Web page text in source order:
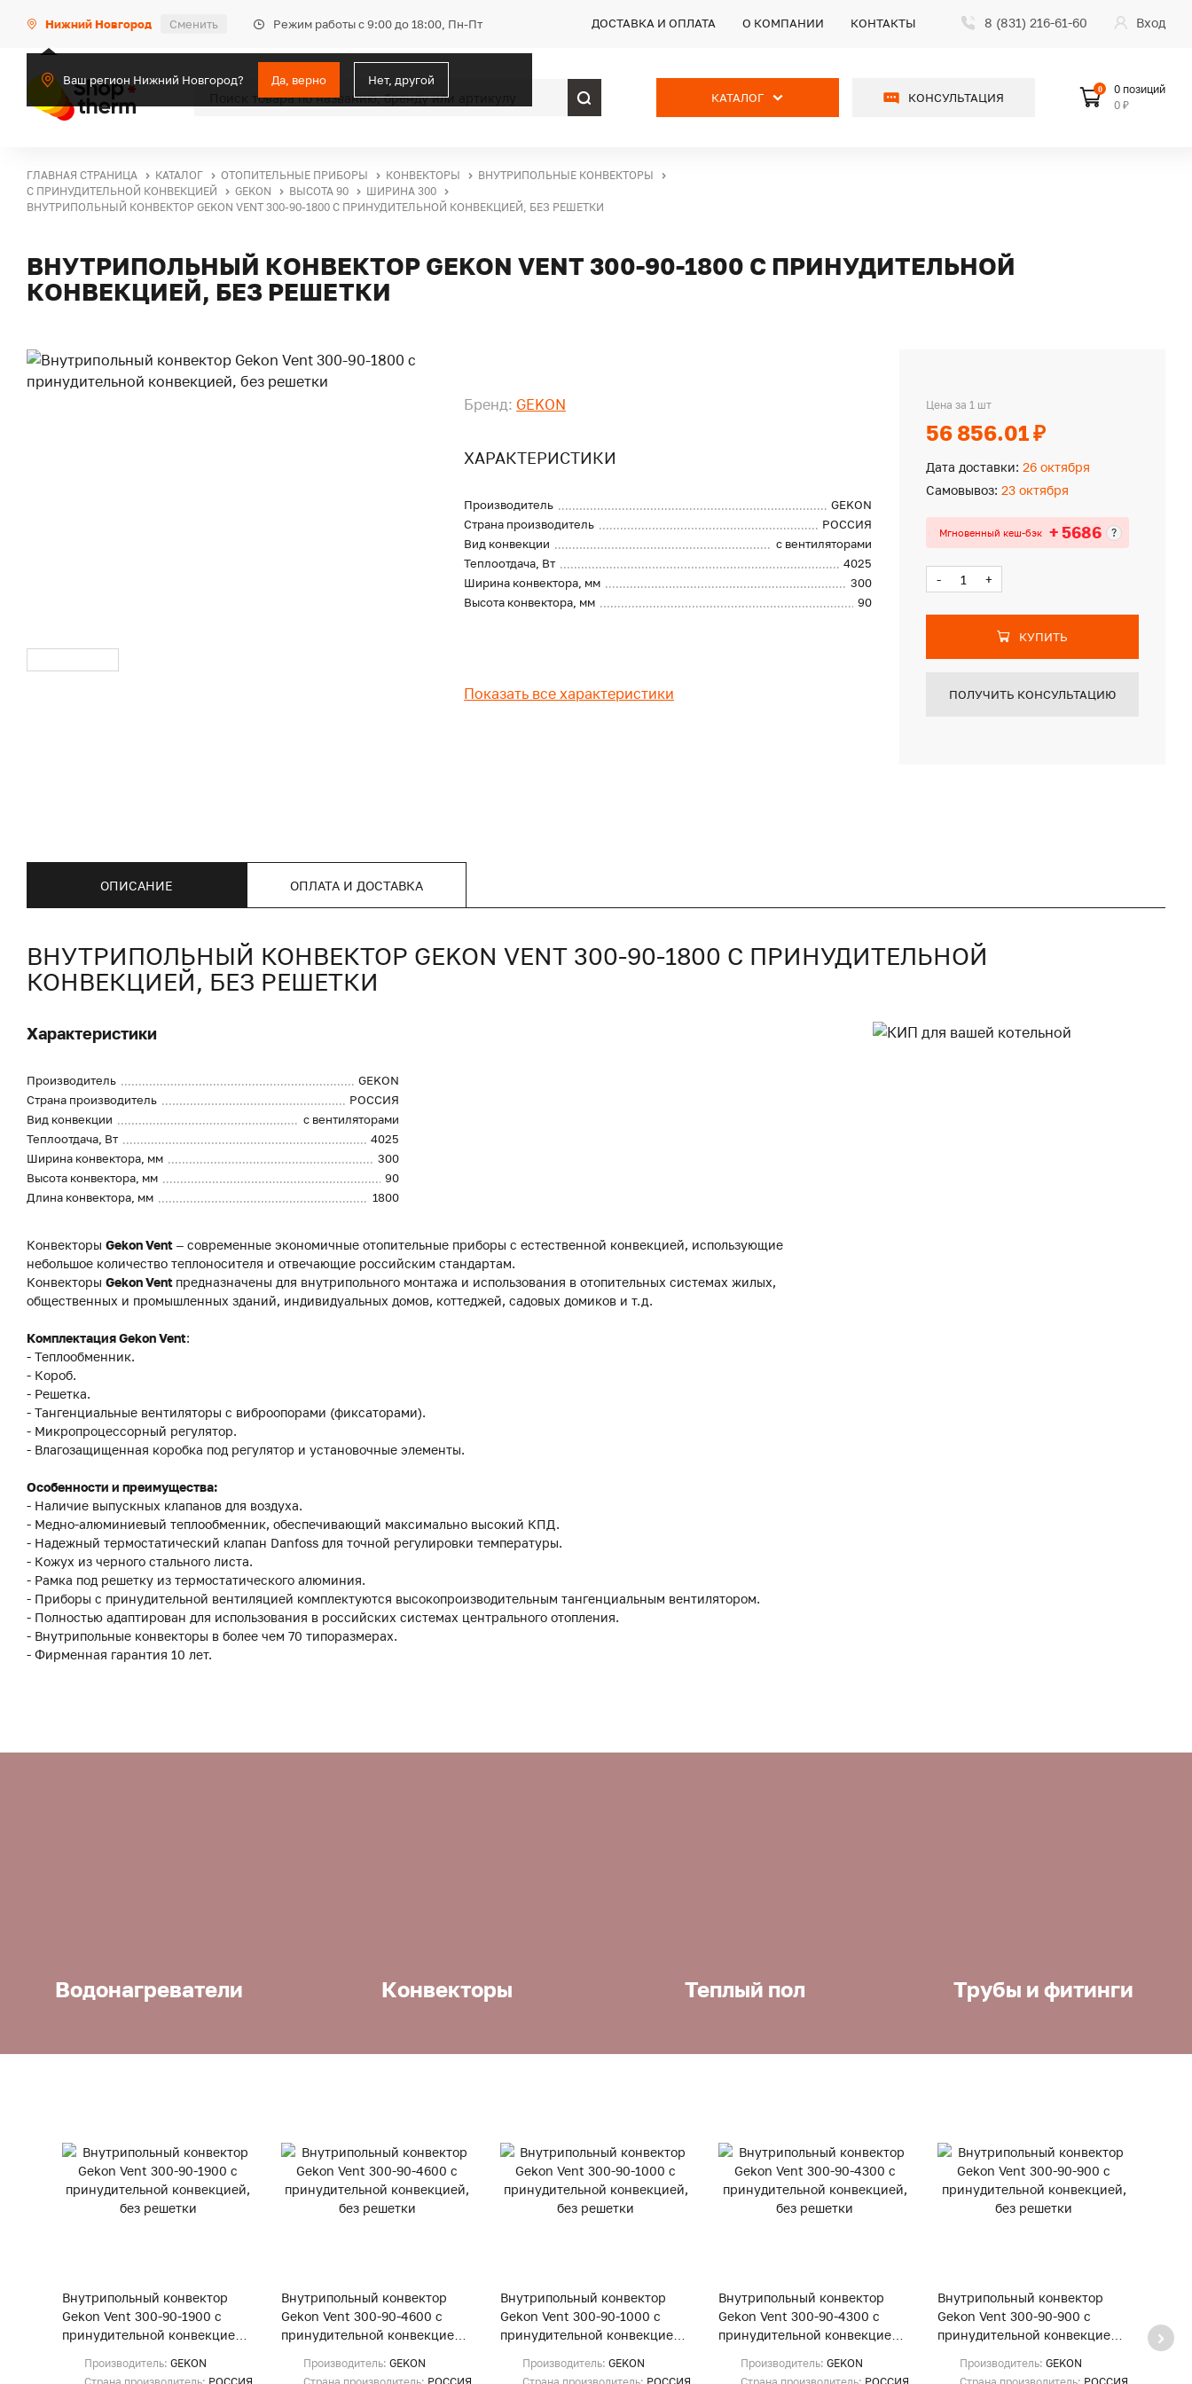
Нижний Новгород Сменить Режим работы с 9:00 до 18:00, Пн-Пт
Ваш регион Нижний Новгород? Да, верно Нет, другой
ДОСТАВКА И ОПЛАТА О КОМПАНИИ КОНТАКТЫ 8 (831) 216-61-60 Вход
КАТАЛОГ КОНСУЛЬТАЦИЯ
0
0 позиций
0 ₽
ГЛАВНАЯ СТРАНИЦА КАТАЛОГ ОТОПИТЕЛЬНЫЕ ПРИБОРЫ КОНВЕКТОРЫ
ВНУТРИПОЛЬНЫЕ КОНВЕКТОРЫ
С ПРИНУДИТЕЛЬНОЙ КОНВЕКЦИЕЙ
GEKON ВЫСОТА 90
ШИРИНА 300
ВНУТРИПОЛЬНЫЙ КОНВЕКТОР GEKON VENT 300-90-1800 С ПРИНУДИТЕЛЬНОЙ КОНВЕКЦИЕЙ, БЕЗ РЕШЕТКИ
ВНУТРИПОЛЬНЫЙ КОНВЕКТОР GEKON VENT 300-90-1800 С ПРИНУДИТЕЛЬНОЙ
КОНВЕКЦИЕЙ, БЕЗ РЕШЕТКИ
Бренд: GEKON
ХАРАКТЕРИСТИКИ
Производитель
GEKON
Страна производитель
РОССИЯ
Вид конвекции
с вентиляторами
Теплоотдача, Вт
4025
Ширина конвектора, мм
300
Высота конвектора, мм
90
Показать все характеристики
Цена за 1 шт
56 856.01 ₽
Дата доставки: 26 октября
Самовывоз: 23 октября
Мгновенный кеш-бэк + 5686 ?
- +
КУПИТЬ
ПОЛУЧИТЬ КОНСУЛЬТАЦИЮ
ОПИСАНИЕ ОПЛАТА И ДОСТАВКА
ВНУТРИПОЛЬНЫЙ КОНВЕКТОР GEKON VENT 300-90-1800 С ПРИНУДИТЕЛЬНОЙ
КОНВЕКЦИЕЙ, БЕЗ РЕШЕТКИ
Характеристики
Производитель
GEKON
Страна производитель
РОССИЯ
Вид конвекции
с вентиляторами
Теплоотдача, Вт
4025
Ширина конвектора, мм
300
Высота конвектора, мм
90
Длина конвектора, мм
1800
Конвекторы Gekon Vent – современные экономичные отопительные приборы с естественной конвекцией, использующие
небольшое количество теплоносителя и отвечающие российским стандартам.
Конвекторы Gekon Vent предназначены для внутрипольного монтажа и использования в отопительных системах жилых,
общественных и промышленных зданий, индивидуальных домов, коттеджей, садовых домиков и т.д.
Комплектация Gekon Vent:
- Теплообменник.
- Короб.
- Решетка.
- Тангенциальные вентиляторы с виброопорами (фиксаторами).
- Микропроцессорный регулятор.
- Влагозащищенная коробка под регулятор и установочные элементы.
Особенности и преимущества:
- Наличие выпускных клапанов для воздуха.
- Медно-алюминиевый теплообменник, обеспечивающий максимально высокий КПД.
- Надежный термостатический клапан Danfoss для точной регулировки температуры.
- Кожух из черного стального листа.
- Рамка под решетку из термостатического алюминия.
- Приборы с принудительной вентиляцией комплектуются высокопроизводительным тангенциальным вентилятором.
- Полностью адаптирован для использования в российских системах центрального отопления.
- Внутрипольные конвекторы в более чем 70 типоразмерах.
- Фирменная гарантия 10 лет.
Водонагреватели Конвекторы Теплый пол Трубы и фитинги
Внутрипольный конвектор
Gekon Vent 300-90-1900 с
принудительной конвекцией,
Производитель: GEKON
Внутрипольный конвектор
Gekon Vent 300-90-4600 с
принудительной конвекцией,
Производитель: GEKON
Внутрипольный конвектор
Gekon Vent 300-90-1000 с
принудительной конвекцией,
Производитель: GEKON
Внутрипольный конвектор
Gekon Vent 300-90-4300 с
принудительной конвекцией,
Производитель:GEKON
Внутрипольный конвектор
Gekon Vent 300-90-900 с
принудительной конвекцией,
Производитель:GEKON
без